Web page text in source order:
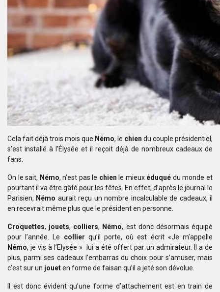
Cela fait déjà trois mois que Némo, le chien du couple présidentiel,
s’est installé à l’Élysée et il reçoit déjà de nombreux cadeaux de
fans.
On le sait, Némo, n’est pas le chien le mieux éduqué du monde et
pourtant il va être gâté pour les fêtes. En effet, d’après le journal
le
Parisien, Némo aurait reçu un nombre incalculable de cadeaux, il
en recevraitmême plus que le président en personne.
Croquettes, jouets, colliers, Némo, est donc désormais équipé
pour l’année. Le collier qu’il porte, où est écrit «Je m’appelle
Némo, je vis à l’Elysée » lui a été offert par un admirateur. Il a de
plus, parmi ses cadeaux l’embarras du choix pour s’amuser, mais
c’est sur un joueten forme de faisan qu’il a jeté son dévolue.
Il est donc évident qu’une forme d’attachement est en train de